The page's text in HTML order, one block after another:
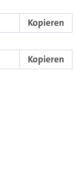
Videoplayer
(HTML5).
einzubetten.
Start- und
Kopieren
um den Auschnitt
Kopieren